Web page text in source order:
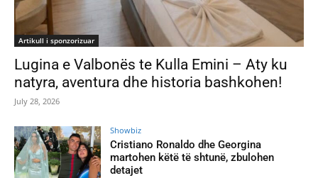
Artikull i sponzorizuar
Lugina e Valbonës te Kulla Emini – Aty ku
natyra, aventura dhe historia bashkohen!
July 28, 2026
Showbiz
Cristiano Ronaldo dhe Georgina
martohen këtë të shtunë, zbulohen
detajet